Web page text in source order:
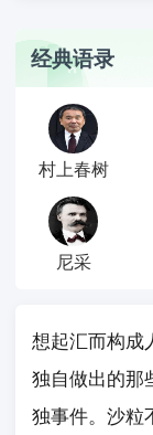
经典语录
村上春树
尼采
想起汇而构
独自做出的那
独事件。沙粒